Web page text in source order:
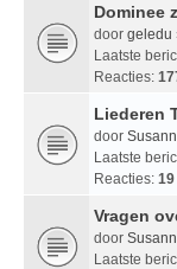
Dominee
door geledu
Laatste
Reacties:
Liederen
door
Laatste
Reacties: 19
Vragen
door
Laatste